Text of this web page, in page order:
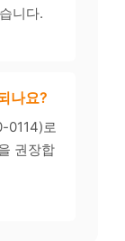
니다.
나요?
0114)로
권장합